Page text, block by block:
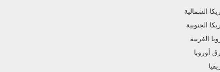
الشمالية
الجنوبية
الغربية
أوروبا